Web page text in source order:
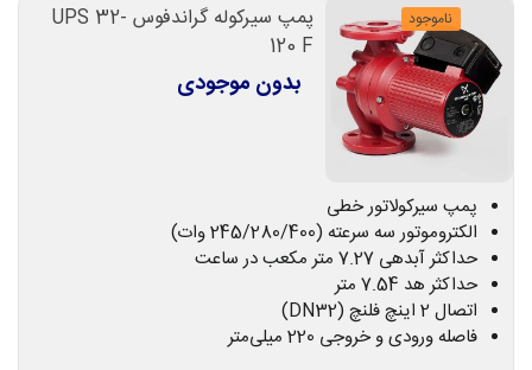
ناموجود
پمپ سیرکوله گراندفوس UPS 32-
120 F
بدون موجودی
پمپ سیرکولاتور خطی
الکتروموتور سه سرعته (245/280/400 وات)
حداکثر آبدهی 7.27 متر مکعب در ساعت
حداکثر هد 7.54 متر
اتصال 2 اینچ فلنچ (DN32)
فاصله ورودی و خروجی 220 میلی‌متر